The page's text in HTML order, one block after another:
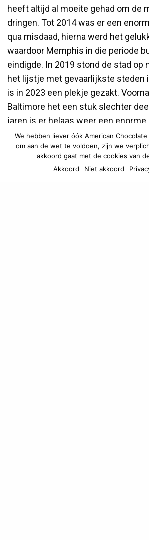
heeft altijd al moeite gehad om de
dringen. Tot 2014 was er een
qua misdaad, hierna werd het
waardoor Memphis in die periode
eindigde. In 2019 stond de stad op
het lijstje met gevaarlijkste steden
is in 2023 een plekje gezakt.
Baltimore het een stuk slechter
jaren is er helaas weer een
het aantal moorden in Memphis.
slachtoffers waren betrokken bij
We hebben liever óók American Chocolate
om aan de wet te voldoen, zijn we
akkoord gaat met de cookies van
Akkoord
Niet akkoord